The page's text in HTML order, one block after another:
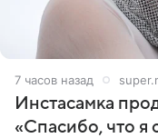
7 часов назад
Инстасамка
«Спасибо, что я